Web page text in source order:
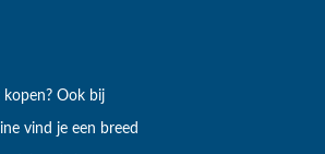
Ook bij
vind je een breed